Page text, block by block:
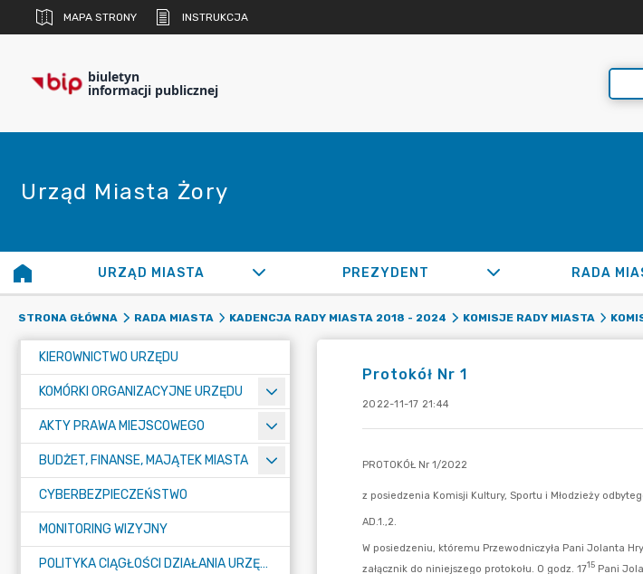
MAPA STRONY INSTRUKCJA
biuletyn
informacji publicznej
Urząd Miasta Żory
URZĄD MIASTA PREZYDENT RADA
STRONA GŁÓWNA RADA MIASTA KADENCJA RADY MIASTA 2018 - 2024 KOMISJE RADY MIASTA
KIEROWNICTWO URZĘDU
KOMÓRKI ORGANIZACYJNE URZĘDU
AKTY PRAWA MIEJSCOWEGO
BUDŻET, FINANSE, MAJĄTEK MIASTA
CYBERBEZPIECZEŃSTWO
MONITORING WIZYJNY
POLITYKA CIĄGŁOŚCI DZIAŁANIA URZĘDU MIASTA ŻORY
Protokół Nr 1
2022-11-17 21:44